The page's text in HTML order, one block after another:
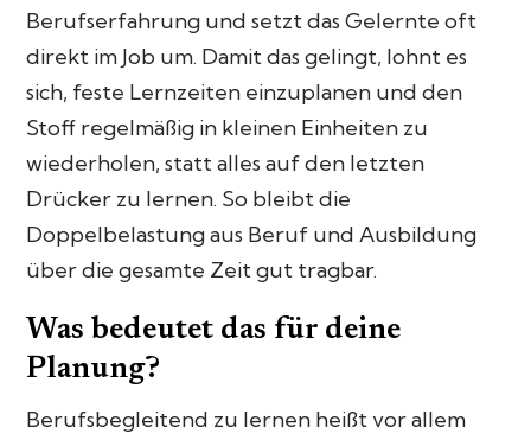
Berufserfahrung und setzt das Gelernte oft
direkt im Job um. Damit das gelingt, lohnt es
sich, feste Lernzeiten einzuplanen und den
Stoff regelmäßig in kleinen Einheiten zu
wiederholen, statt alles auf den letzten
Drücker zu lernen. So bleibt die
Doppelbelastung aus Beruf und Ausbildung
über die gesamte Zeit gut tragbar.
Was bedeutet das für deine
Planung?
Berufsbegleitend zu lernen heißt vor allem